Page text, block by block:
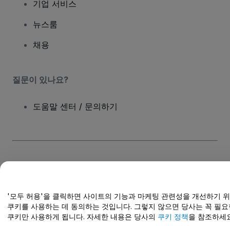
기업 서비스
뉴스룸
채용
질문이 있나요?
도움말 센터 / 문의하기
개인 정보 공유 금지/개인 정보 보호 선택
'모두 허용'을 클릭하면 사이트의 기능과 마케팅 관련성을 개선하기
쿠키를 사용하는 데 동의하는 것입니다. 그렇지 않으면 당사는 꼭 필요
쿠키만 사용하게 됩니다. 자세한 내용은 당사의 쿠키 정책을 참조하세